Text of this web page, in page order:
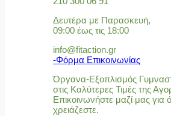
Δευτέρα με Παρασκευή,
09:00 έως τις 18:00
info@fitaction.gr
-Φόρμα Επικοινωνίας
Όργανα-Εξοπλισμός
στις Καλύτερες Τιμές της
Επικοινωνήστε μαζί μας για
χρειάζεστε.